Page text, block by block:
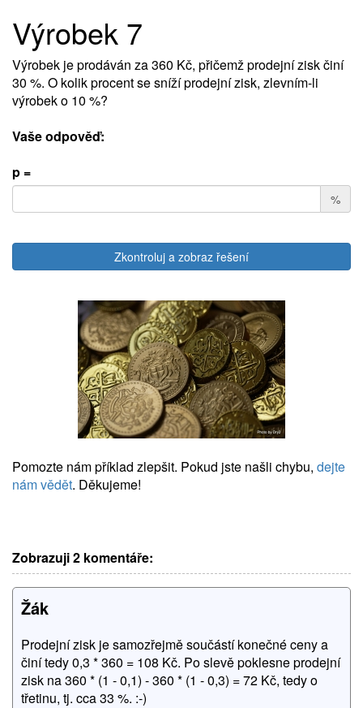
Výrobek 7
Výrobek je prodáván za 360 Kč, přičemž prodejní zisk činí
30 %. O kolik procent se sníží prodejní zisk, zlevním-li
výrobek o 10 %?
Vaše odpověď:
p =
%
Zkontroluj a zobraz řešení
Pomozte nám příklad zlepšit. Pokud jste našli chybu, dejte
nám vědět. Děkujeme!
Zobrazuji 2 komentáře:
Žák
Prodejní zisk je samozřejmě součástí konečné ceny a
činí tedy 0,3 * 360 = 108 Kč. Po slevě poklesne prodejní
zisk na 360 * (1 - 0,1) - 360 * (1 - 0,3) = 72 Kč, tedy o
třetinu, tj. cca 33 %. :-)